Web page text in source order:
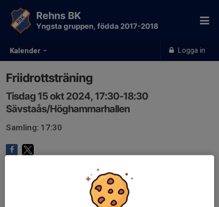
Kalender Logga in
Rehns BK
Yngsta gruppen, födda 2017-2018
Friidrottsträning
Tisdag 15 okt 2024, 17:30-18:30
Sävstaås/Höghammarhallen
Samling: 17:30